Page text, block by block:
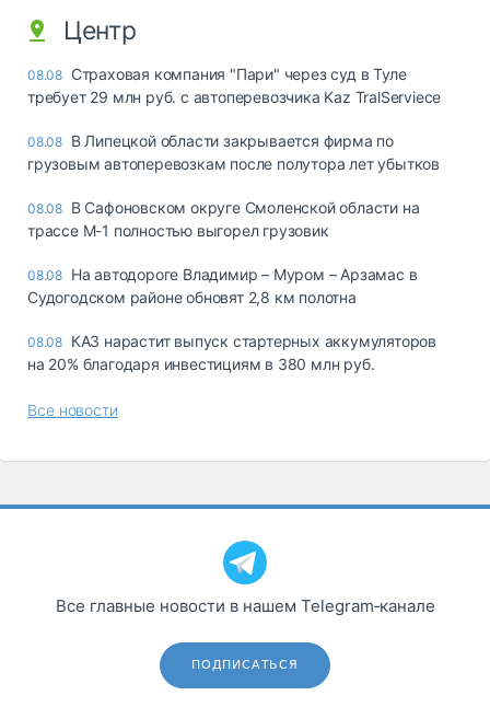
Центр
08.08 Страховая компания "Пари" через суд в Туле
требует 29 млн руб. с автоперевозчика Kaz TralServiece
08.08 В Липецкой области закрывается фирма по
грузовым автоперевозкам после полутора лет убытков
08.08 В Сафоновском округе Смоленской области на
трассе М-1 полностью выгорел грузовик
08.08 На автодороге Владимир – Муром – Арзамас в
Судогодском районе обновят 2,8 км полотна
08.08 КАЗ нарастит выпуск стартерных аккумуляторов
на 20% благодаря инвестициям в 380 млн руб.
Все новости
Все главные новости в нашем Telegram‑канале
ПОДПИСАТЬСЯ